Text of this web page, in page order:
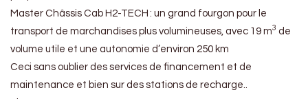
Master Châssis Cab H2-TECH : un grand fourgon pour le
transport de marchandises plus volumineuses, avec 19 m3 de
volume utile et une autonomie d’environ 250 km
Ceci sans oublier des services de financement et de
maintenance et bien sur des stations de recharge..